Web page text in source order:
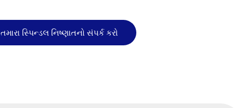
તમારા સ્પિન્ડલ નિષ્ણાતનો સંપર્ક કરો